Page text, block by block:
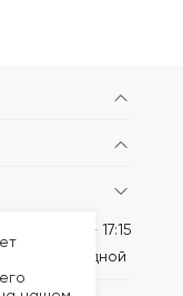
Пн-Пт: 8:30 - 17:15
Сб-вс: выходной